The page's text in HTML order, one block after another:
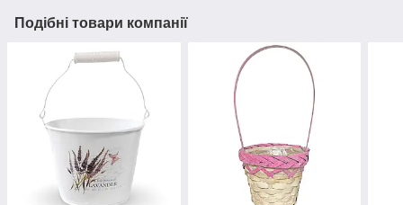
Подібні товари компанії